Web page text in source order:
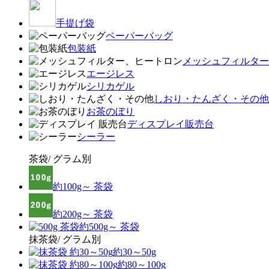
手提げ袋
ペーパーバッグ
包装紙
メッシュフィルタ
エージレス
シリカゲル
しおり・たんざく・その他
お茶のぼり
ディスプレイ販売台
シーラー
茶袋/ グラム別
約100g～ 茶袋
約200g～ 茶袋
約500g～ 茶袋
抹茶袋/ グラム別
約30～50g
約80～100g